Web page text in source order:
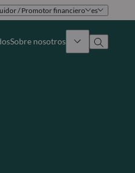
/ Promotor financiero es
Sobre nosotros